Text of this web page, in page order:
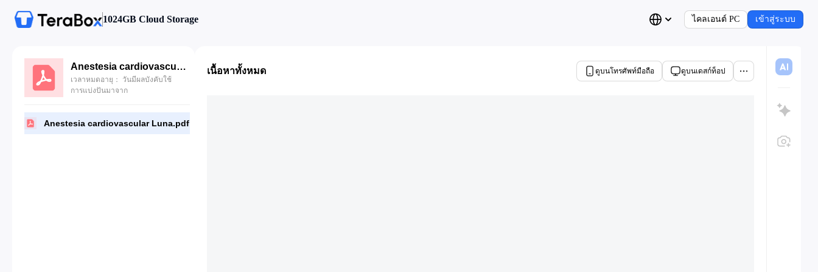
1024GB Cloud Storage ไคลเอนต์ PC เข้าสู่ระบบ
Anestesia cardiovascular Luna.pdf
เวลาหมดอายุ： วันมีผลบังคับใช้
การแบ่งปันมาจาก
Anestesia cardiovascular Luna.pdf
เนื้อหาทั้งหมด ดูบนโทรศัพท์มือถือ ดูบนเดสก์ท็อป